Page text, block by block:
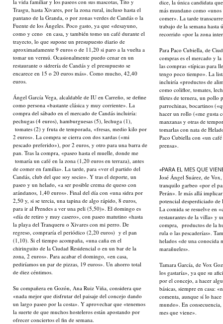
la vida familiar y los paseos con sus mascotas, Tito y
Trasgu, hasta Xivares, por la zona rural, incluso hasta el
pantano de la Granda, o por zonas verdes de Candás o la
Fuente de los Ángeles. Poco gasto, ya que «desayuno,
como y ceno en casa, y también tomo un café durante el
trayecto, lo que supone un presupuesto diario de
aproximadamente 9 euros o de 11,20 si paro a la vuelta a
tomar un vermú. Ocasionalmente puedo cenar en un
restaurante o sidrería de Candás y el presupuesto se
encarece en 15 o 20 euros más». Como mucho, 42,40
euros.
Ángel García Vega, alcaldable de IU en Carreño, se define
como persona «bastante clásica y muy corriente». La
compra del sábado en el mercado de Candás incluiría:
pechugas (4 euros), hamburguesas (5), lechuga (1),
tomates (2) y fruta de temporada, «fresas, medio kilo por
2 euros». La compra se cierra con dos xardas («mi
pescado preferido»), por 2 euros, y otro para una barra de
pan. Tras la compra, «paseo hasta el muelle, donde me
tomaría un café en la zona (1,20 euros en terraza), antes
de comer en familia». La tarde, para «ver el partido del
Candás, club del que soy socio». Y tras el deporte, un
paseo y un helado, «a ser posible crema de queso con
arándanos, 1,40 euros». Final del día con «una sidra por
2,50 y, si se tercia, una tapina de algo rápido, 8 euros,
para ir al Prendes a ver una peli (5,50)». El domingo es
«día de retiro y muy casero», con paseo matutino «hasta
la playa del Tranqueru o Xivares con mi perro. De
regreso, compraría el periódico (2,20 euros) y el pan
(1,10). Si el tiempo acompaña, «una caña en el
chiringuito de la Ciudad Residencial o en un bar de la
zona, 2 euros». Para acabar el domingo, «en casa,
pediríamos un par de pizzas, 19 euros». Un ahorro total
de diez céntimos.
Su compañera en Gozón, Ana Ruiz Viña, considera que
«nada mejor que disfrutar del paisaje del concejo dando
un largo paseo por la costa». Y aprovechar que «tenemos
la suerte de que muchos hosteleros están apostando por
ofrecer conciertos el fin de semana.
dice, la única candidata
más mundano como
comer». La tarde
trabajo de la semana hasta
recorrido «por la zona
Para Paco Cubiella, de
compras es el mercado y
las compras «típicas para
tengo poco tiempo». La
incluiría «productos de
como coliflor, tomates,
filetes de ternera, un pollo
parrochinas, bocartinos
hacer un rollo («me gusta
manzanas y otras de
tomarlas con nata de
Paco Cubiella con «un
prensa».
«PARA EL MES QUE
José Ángel Suárez, de
tranquilo garbeo «por el
Perán». Ir más allá
potencial desperdiciado de
La comida se resuelve en
restaurantes de la villa» y
compra, productos de la
rula o las pescaderías».
helados «de una conocida
marañueles».
Tamara García, de Vox
los gastaría», ya que su
por el concejo, a hacer
básicas, siempre en casa:
comenta, aunque sí lo
mundo». En
mes que viene».